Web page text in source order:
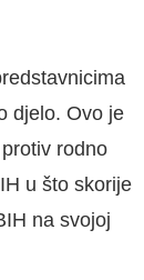
djelo. Ovo je
rodno
u što skorije
na svojoj